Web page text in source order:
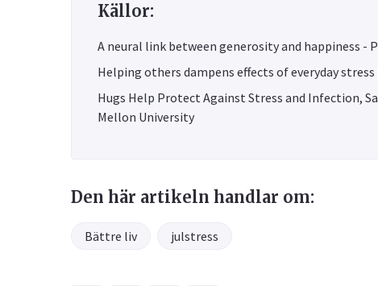
Källor:
A neural link between generosity and happiness -
Helping others dampens effects of everyday stress
Hugs Help Protect Against Stress and Infection,
Mellon University
Den här artikeln handlar om:
Bättre liv julstress